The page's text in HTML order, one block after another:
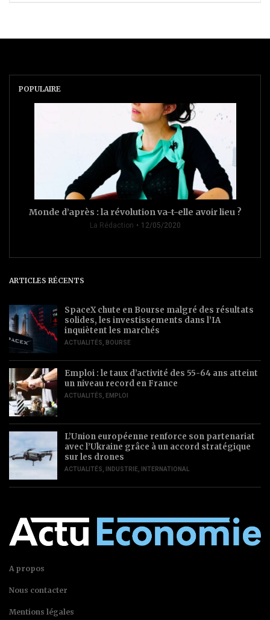
POPULAIRE
Monde d’après : la révolution va-t-elle avoir lieu ?
La Rédaction 12/05/2020
ARTICLES RÉCENTS
SpaceX chute en Bourse malgré des résultats
solides, les investissements dans l’IA
inquiètent les marchés
ACTUALITÉS BOURSE
Emploi : le taux d’activité des 55-64 ans atteint
un niveau record en France
ACTUALITÉS EMPLOI
L’Union européenne renforce son partenariat
avec l’Ukraine grâce à un accord stratégique
sur les drones
ACTUALITÉS INDUSTRIE INTERNATIONAL
A propos
Nous contacter
Mentions légales